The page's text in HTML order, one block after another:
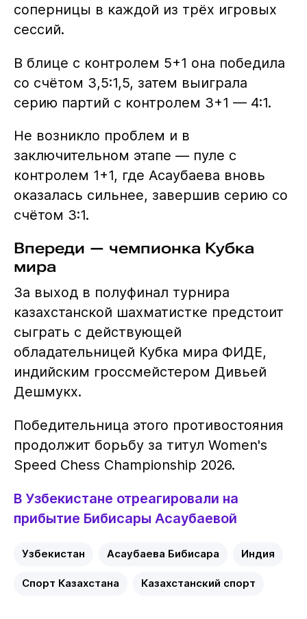
соперницы в каждой из трёх игровых
сессий.
В блице с контролем 5+1 она победила
со счётом 3,5:1,5, затем выиграла
серию партий с контролем 3+1 — 4:1.
Не возникло проблем и в
заключительном этапе — пуле с
контролем 1+1, где Асаубаева вновь
оказалась сильнее, завершив серию со
счётом 3:1.
Впереди — чемпионка Кубка
мира
За выход в полуфинал турнира
казахстанской шахматистке предстоит
сыграть с действующей
обладательницей Кубка мира ФИДЕ,
индийским гроссмейстером Дивьей
Дешмукх.
Победительница этого противостояния
продолжит борьбу за титул Women's
Speed Chess Championship 2026.
В Узбекистане отреагировали на
прибытие Бибисары Асаубаевой
Узбекистан Асаубаева Бибисара Индия
Спорт Казахстана Казахстанский спорт